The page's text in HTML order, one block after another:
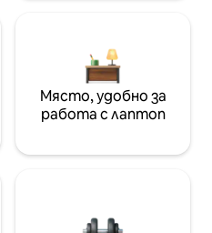
Място, удобно за
работа с лаптоп